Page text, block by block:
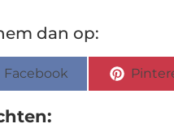
dan op:
Facebook